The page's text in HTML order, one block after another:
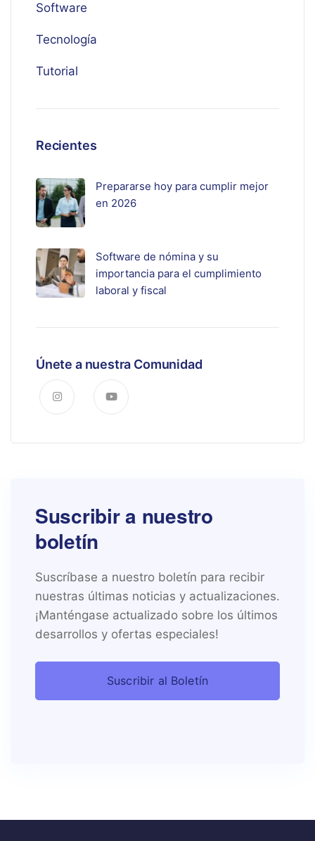
Software
Tecnología
Tutorial
Recientes
Prepararse hoy para cumplir mejor
en 2026
Software de nómina y su
importancia para el cumplimiento
laboral y fiscal
Únete a nuestra Comunidad
Suscribir a nuestro
boletín
Suscríbase a nuestro boletín para recibir
nuestras últimas noticias y actualizaciones.
¡Manténgase actualizado sobre los últimos
desarrollos y ofertas especiales!